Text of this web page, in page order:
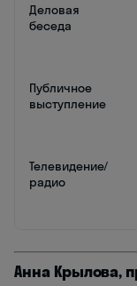
Деловая
беседа
Публичное
выступление
Телевидение/
радио
Анна Крылова,